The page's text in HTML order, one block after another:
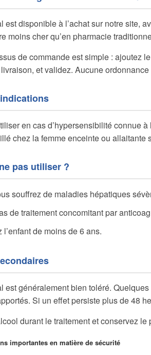
est disponible à l’achat sur notre site,
moins cher qu’en pharmacie
de commande est simple : ajoutez
et validez. Aucune ordonnance
en cas d’hypersensibilité connue
chez la femme enceinte ou allaitante
pas utiliser ?
souffrez de maladies hépatiques
de traitement concomitant par
l’enfant de moins de 6 ans.
est généralement bien toléré.
Si un effet persiste plus de 48
durant le traitement et conservez le
importantes en matière de sécurité